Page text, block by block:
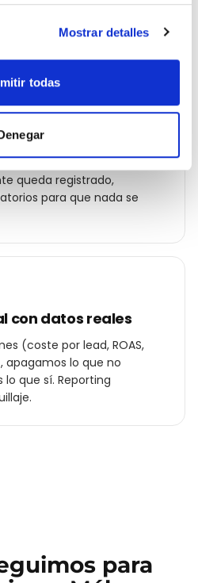
Mostrar detalles
todas
formularios web y
seguimiento automatizado.
queda registrado,
para que nada se
con datos reales
(coste por lead, ROAS,
apagamos lo que no
que sí. Reporting
para